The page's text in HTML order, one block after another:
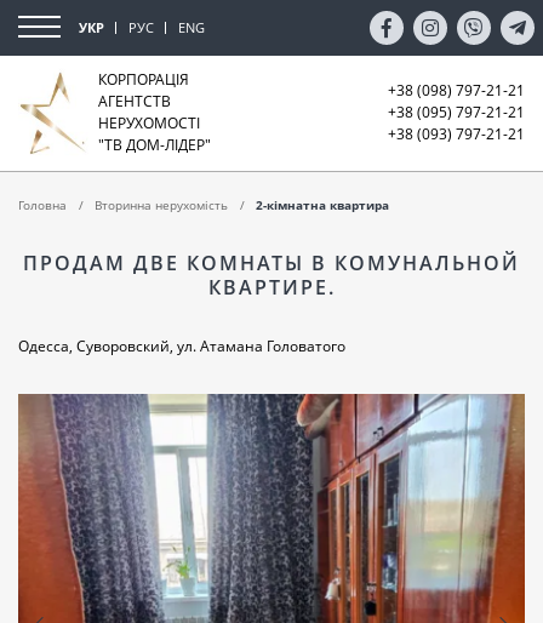
УКР РУС ENG
КОРПОРАЦІЯ
АГЕНТСТВ
НЕРУХОМОСТІ
"ТВ ДОМ-ЛІДЕР"
+38 (098) 797-21-21
+38 (095) 797-21-21
+38 (093) 797-21-21
Головна Вторинна нерухомість 2-кімнатна квартира
ПРОДАМ ДВЕ КОМНАТЫ В КОМУНАЛЬНОЙ
КВАРТИРЕ.
Одесса, Суворовский, ул. Атамана Головатого